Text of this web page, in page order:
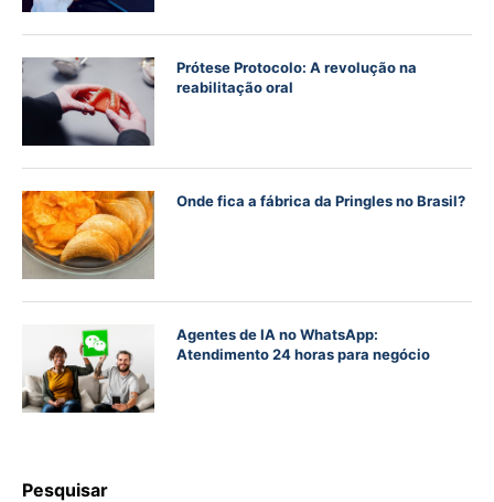
Prótese Protocolo: A revolução na
reabilitação oral
Onde fica a fábrica da Pringles no Brasil?
Agentes de IA no WhatsApp:
Atendimento 24 horas para negócio
Pesquisar